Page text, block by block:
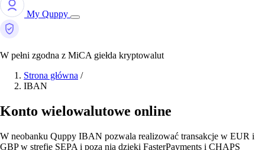
My Quppy
W pełni zgodna z MiCA giełda kryptowalut
Strona główna /
IBAN
Konto wielowalutowe online
W neobanku Quppy IBAN pozwala realizować transakcje w EUR i
GBP w strefie SEPA i poza nią dzięki FasterPayments i CHAPS